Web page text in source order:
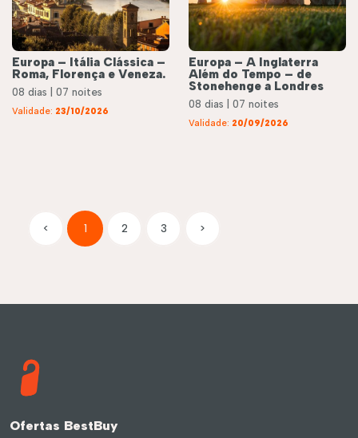
Europa – Itália Clássica –
Roma, Florença e Veneza.
08 dias | 07 noites
Validade: 23/10/2026
Europa – A Inglaterra
Além do Tempo – de
Stonehenge a Londres
08 dias | 07 noites
Validade: 20/09/2026
< 1 2 3 >
Ofertas BestBuy